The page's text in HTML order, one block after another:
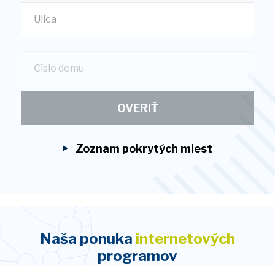
Ulica
OVERIŤ
Zoznam pokrytých miest
Naša ponuka internetových
programov